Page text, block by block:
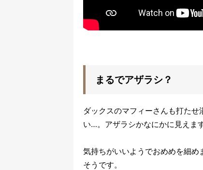
まるでアザラシ？
ダックスのマフィーさんも打た
い…。アザラシかなにかに見えま
気持ちがいいようでおめめを細め
そうです。